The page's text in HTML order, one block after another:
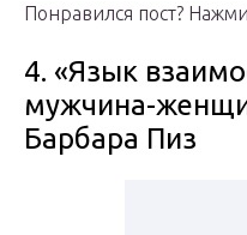
Понравился пост?
4. «Язык
мужчина-
Барбара Пиз